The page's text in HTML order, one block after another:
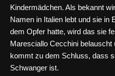
Kindermädchen. Als bekannt
Namen in Italien lebt und sie in
dem Opfer hatte, wird das sie
Maresciallo Cecchini belauscht
kommt zu dem Schluss, dass
Schwanger ist.